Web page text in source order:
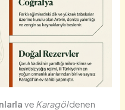
ve Karagöldenen